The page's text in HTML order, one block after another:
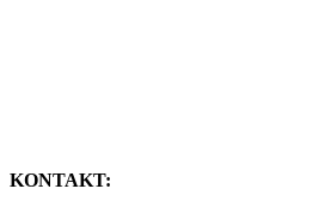
KONTAKT: